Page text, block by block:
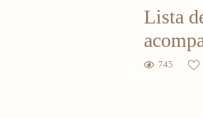
Lista
745